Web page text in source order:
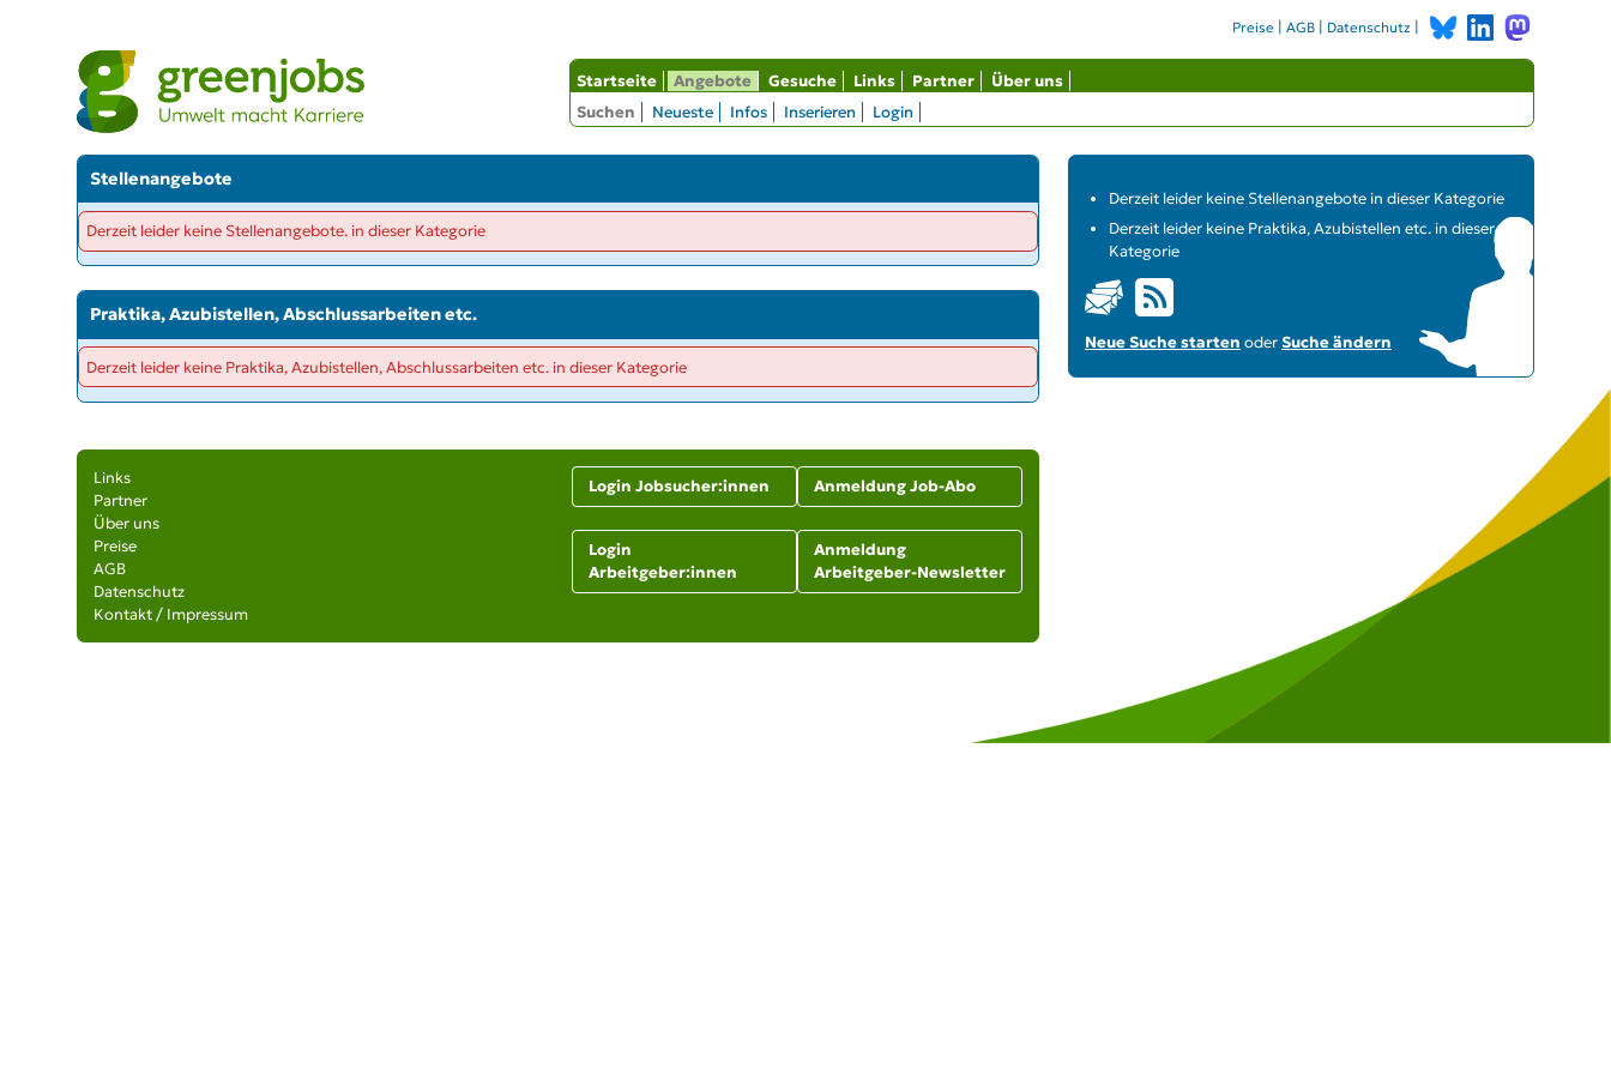
Preise |AGB | Datenschutz |
Startseite
Angebote
Suchen
Neueste Infos Inserieren Login
Gesuche Links Partner Über uns
Derzeit leider keine Stellenangebote in dieser Kategorie
Derzeit leider keine Praktika, Azubistellen etc. in dieser
Kategorie
Neue Suche starten oderSuche ändern
Stellenangebote
Derzeit leider keine Stellenangebote. in dieser Kategorie
Praktika, Azubistellen, Abschlussarbeiten etc.
Derzeit leider keine Praktika, Azubistellen, Abschlussarbeiten etc. in dieser Kategorie
Links
Partner
Über uns
Preise
AGB
Datenschutz
Kontakt / Impressum
Login Jobsucher:innen
Login
Arbeitgeber:innen
Anmeldung Job-Abo
Anmeldung
Arbeitgeber-Newsletter